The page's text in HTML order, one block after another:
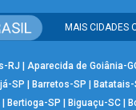
MAIS CIDADES
RJ Aparecida de Goiânia-
SP Barretos-SP Batatais-
Bertioga-SP Biguaçu-SC